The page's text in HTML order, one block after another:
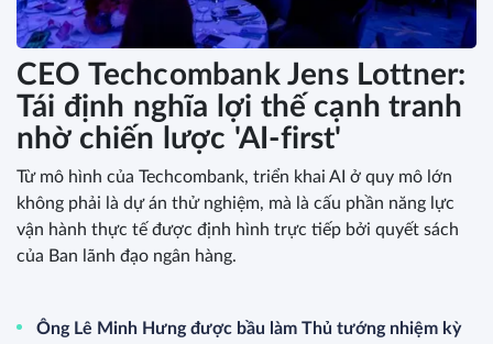
CEO Techcombank Jens Lottner:
Tái định nghĩa lợi thế cạnh tranh
nhờ chiến lược 'AI-first'
Từ mô hình của Techcombank, triển khai AI ở quy mô lớn
không phải là dự án thử nghiệm, mà là cấu phần năng lực
vận hành thực tế được định hình trực tiếp bởi quyết sách
của Ban lãnh đạo ngân hàng.
Ông Lê Minh Hưng được bầu làm Thủ tướng nhiệm kỳ